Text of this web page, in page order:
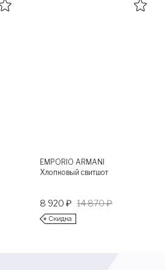
EMPORIO ARMANI
Хлопковый свитшот
8 920 ₽ 14 870 ₽
Скидка